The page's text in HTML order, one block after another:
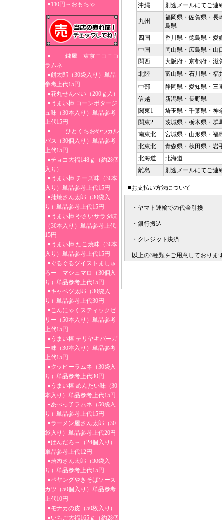
110円～おもちゃ
鍵屋 東京ニコニコ
ラムネ
餅太郎（30袋入り）単品
参考上代15円
花丸せんべい（200ｇ入）
うまい棒 コーンポタージ
ュ味（30本入り）単品参考
上代15円
ひとくちおやつカル
パス（30個入り）単品参考
上代15円
チョコ大福148ｇ（約28個
入り）
うまい棒 チーズ味（30本
入り）単品参考上代15円
蒲焼さん太郎（30袋入
り）単品参考上代15円
うまい棒 やさいサラダ味
（30本入り）単品参考上代
15円
うまい棒 たこ焼味（30本
入り）単品参考上代15円
ぐるぐるツイストましゅ
ろー マシュマロ（30個入
り）単品参考上代15円
キャベツ太郎（30袋入
り）単品参考上代30円
こんにゃくスティックゼ
リー（50本入り）単品参考
上代15円
うまい棒 テリヤキバーガ
ー味（30本入り）単品参考
上代15円
クッピーラムネ（30袋入
り）単品参考上代30円
うまい棒 めんたい味（30
本入り）単品参考上代15円
あべっ子ラムネ（50袋入
り）単品参考上代15円
ラーメン屋さん太郎（30
袋入り）単品参考上代20円
ぱんだろ～（24個入り）
単品参考上代12円
焼肉さん太郎（30袋入
り）単品参考上代15円
ペヤングやきそばソース
カツ（50個入り）単品参考
上代10円
モナカの皮（50枚入り）
いちご大福165ｇ（約28個
沖縄
別途メールにてご連
九州
福岡県・佐賀県・長
島県
四国
香川県・徳島県・愛
中国
岡山県・広島県・山
関西
大阪府・京都府・滋
北陸
富山県・石川県・福
中部
静岡県・愛知県・三
信越
新潟県・長野県
関東1
埼玉県・千葉県・神
関東2
茨城県・栃木県・群
南東北
宮城県・山形県・福
北東北
青森県・秋田県・岩
北海道
北海道
離島
別途メールにてご連
■お支払い方法について
・ヤマト運輸での代金引換
・銀行振込
・クレジット決済
以上の3種類をご用意しておりま